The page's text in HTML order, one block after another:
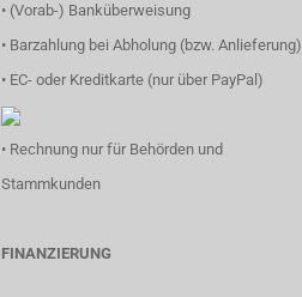
• (Vorab-) Banküberweisung
• Barzahlung bei Abholung (bzw. Anlieferung)
• EC- oder Kreditkarte (nur über PayPal)
• Rechnung nur für Behörden und
Stammkunden
FINANZIERUNG